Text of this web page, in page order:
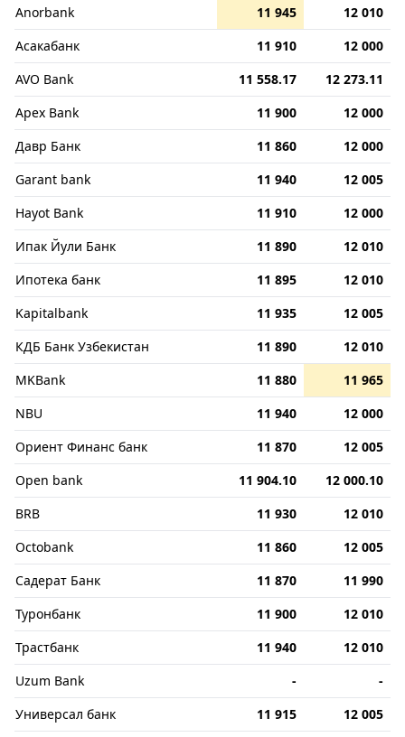
Anorbank
11 945
12 010
Асакабанк
11 910
12 000
AVO Bank
11 558.17
12 273.11
Apex Bank
11 900
12 000
Давр Банк
11 860
12 000
Garant bank
11 940
12 005
Hayot Bank
11 910
12 000
Ипак Йули Банк
11 890
12 010
Ипотека банк
11 895
12 010
Kapitalbank
11 935
12 005
КДБ Банк Узбекистан
11 890
12 010
MKBank
11 880
11 965
NBU
11 940
12 000
Ориент Финанс банк
11 870
12 005
Open bank
11 904.10
12 000.10
BRB
11 930
12 010
Octobank
11 860
12 005
Садерат Банк
11 870
11 990
Туронбанк
11 900
12 010
Трастбанк
11 940
12 010
Uzum Bank
-
-
Универсал банк
11 915
12 005